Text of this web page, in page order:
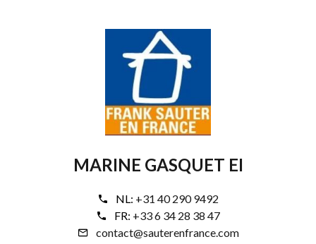
MARINE GASQUET EI
NL: +31 40 290 9492
FR: +33 6 34 28 38 47
contact@sauterenfrance.com